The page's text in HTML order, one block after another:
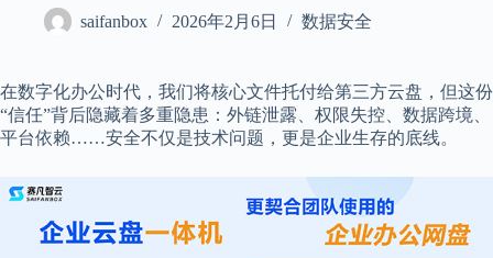
saifanbox 2026年2月6日 数据安全
在数字化办公时代，我们将核心文件托付给第三方云盘，但这份
“信任”背后隐藏着多重隐患：外链泄露、权限失控、数据跨境、
平台依赖……安全不仅是技术问题，更是企业生存的底线。